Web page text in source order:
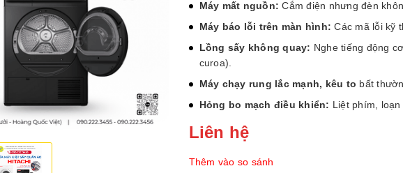
Máy mất nguồn: Cắm điện nhưng đèn
Máy báo lỗi trên màn hình: Các mã lỗi kỹ
Lồng sấy không quay: Nghe tiếng động
curoa).
Máy chạy rung lắc mạnh, kêu to bất
Hỏng bo mạch điều khiển: Liệt phím,
Liên hệ
Thêm vào so sánh